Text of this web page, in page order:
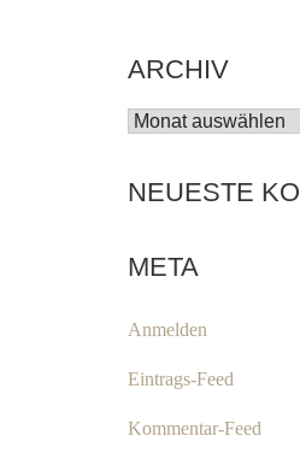
ARCHIV
ARCHIV
NEUESTE
META
Anmelden
Eintrags-Feed
Kommentar-Feed